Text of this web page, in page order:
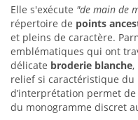
Elle s'exécute "de main de
répertoire de points
et pleins de caractère.
emblématiques qui ont
délicate broderie blanche
relief si caractéristique du
d’interprétation permet
du monogramme discret